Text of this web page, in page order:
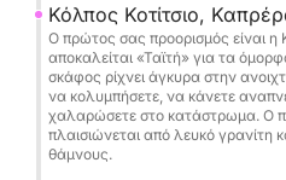
Το σκάφος διαθέτει ένα
ηλιοθεραπείας στην
και ηλιοθεραπεία.
κατάστρωμα της πρύμνης
για να βελτιώσει την
σας στο σκάφος ακόμα πιο
Κόλπος Κοτίτσιο,
Ο πρώτος σας προορισμός είναι η
αποκαλείται «Ταϊτή» για τα
σκάφος ρίχνει άγκυρα στην
να κολυμπήσετε, να κάνετε
χαλαρώσετε στο κατάστρωμα. Ο
πλαισιώνεται από λευκό γρανίτη
θάμνους.